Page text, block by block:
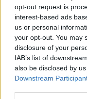
opt-out request is
interest-based ads
us or personal
your opt-out. You may
disclosure of your
IAB’s list of
also be disclosed by
Downstream
Ο Μάνος
στον Γιαννάκη,
Μάνος
αυτοκτονήσεις
Το μήνυμα
που θα
απώλεια;